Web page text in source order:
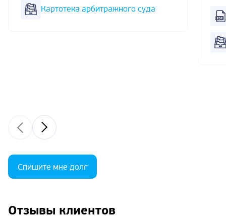
Картотека арбитражного суда
Спишите мне долг
Отзывы клиентов